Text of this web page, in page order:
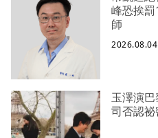
峰恐挨
師
玉澤演
司否認祕